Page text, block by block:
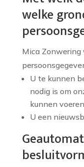
welke
Mica
U te kunnen
nodig is om
kunnen voeren
U een